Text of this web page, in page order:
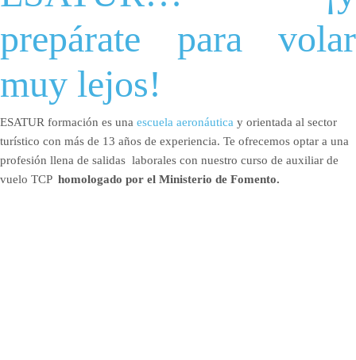
prepárate para volar
muy lejos!
ESATUR formación es una escuela aeronáutica y orientada al sector
turístico con más de 13 años de experiencia. Te ofrecemos optar a una
profesión llena de salidas laborales con nuestro curso de auxiliar de
vuelo TCP homologado por el Ministerio de Fomento.